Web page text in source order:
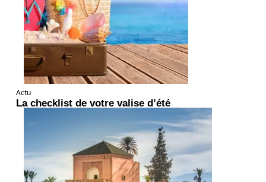
Actu
La checklist de votre valise d’été